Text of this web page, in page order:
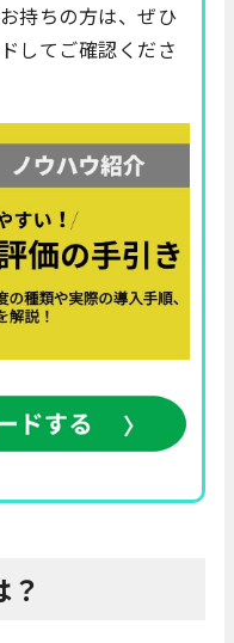
持ちの方は、ぜひ
してご確認くださ